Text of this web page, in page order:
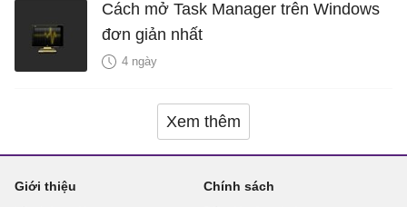
Cách mở Task Manager trên Windows
đơn giản nhất
4 ngày
Xem thêm
Giới thiệu
Chính sách